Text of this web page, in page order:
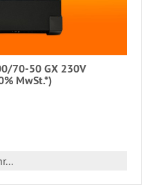
70-50 GX 230V
MwSt.*)